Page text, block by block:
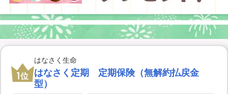
1位
はなさく生命
はなさく定期 定期保険（無解約払戻金
型）